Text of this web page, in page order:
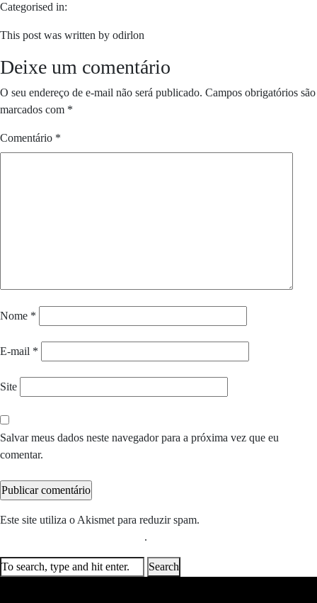
Categorised in:
This post was written by odirlon
Deixe um comentário
O seu endereço de e-mail não será publicado. Campos obrigatórios são
marcados com *
Comentário *
Nome *
E-mail *
Site
Salvar meus dados neste navegador para a próxima vez que eu
comentar.
Este site utiliza o Akismet para reduzir spam.
.
Search